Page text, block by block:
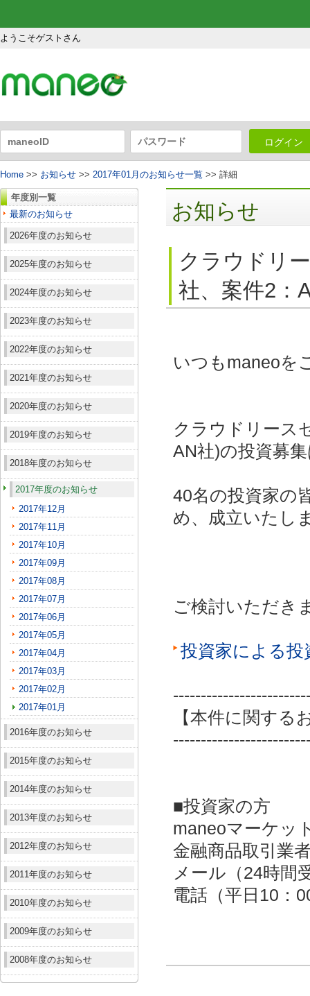
ようこそゲストさん
ログイン
Home >> お知らせ >> 2017年01月のお知らせ一覧 >> 詳細
年度別一覧
最新のお知らせ
2026年度のお知らせ
2025年度のお知らせ
2024年度のお知らせ
2023年度のお知らせ
2022年度のお知らせ
2021年度のお知らせ
2020年度のお知らせ
2019年度のお知らせ
2018年度のお知らせ
2017年度のお知らせ
2017年12月
2017年11月
2017年10月
2017年09月
2017年08月
2017年07月
2017年06月
2017年05月
2017年04月
2017年03月
2017年02月
2017年01月
2016年度のお知らせ
2015年度のお知らせ
2014年度のお知らせ
2013年度のお知らせ
2012年度のお知らせ
2011年度のお知らせ
2010年度のお知らせ
2009年度のお知らせ
2008年度のお知らせ
お知らせ
クラウドリ
社、案件2：
いつもmaneoを
クラウドリース
AN社)の投資募
40名の投資家の
め、成立いたし
ご検討いただき
投資家による
【本件に関する
■投資家の方
maneoマーケッ
金融商品取引業
メール（24時間
電話（平日10：